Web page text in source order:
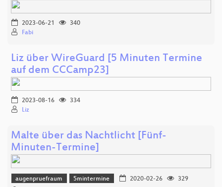
2023-06-21
340
Fabi
Liz über WireGuard [5 Minuten Termine
auf dem CCCamp23]
2023-08-16
334
Liz
Malte über das Nachtlicht [Fünf-
Minuten-Termine]
augenpruefraum 5mintermine 2020-02-26
329